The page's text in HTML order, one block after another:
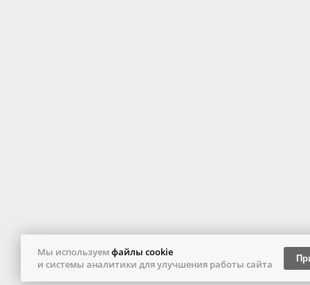
Мы используем файлы cookie
и системы аналитики для улучшения работы сайта